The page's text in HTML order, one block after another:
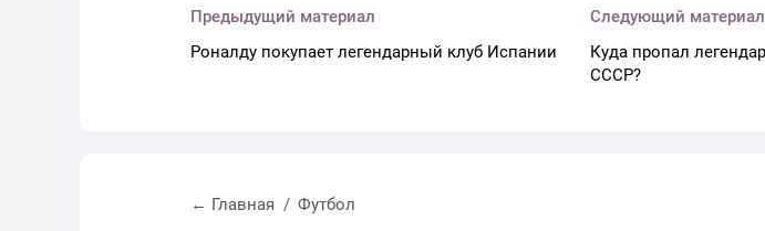
Предыдущий материал
Роналду покупает легендарный клуб Испании
Следующий материал
Куда пропал
СССР?
← Главная Футбол